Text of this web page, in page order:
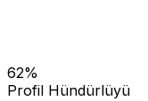
62%
Profil Hündürlüyü